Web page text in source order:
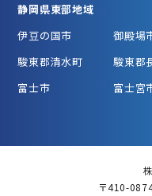
静岡県東部地域
伊豆の国市
御殿場
駿東郡清水町
駿東郡
富士市
富士宮
〒410-